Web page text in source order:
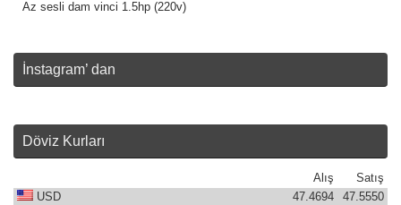
Az sesli dam vinci 1.5hp (220v)
İnstagram’ dan
Döviz Kurları
Satış
Alış
USD
47.5550
47.4694